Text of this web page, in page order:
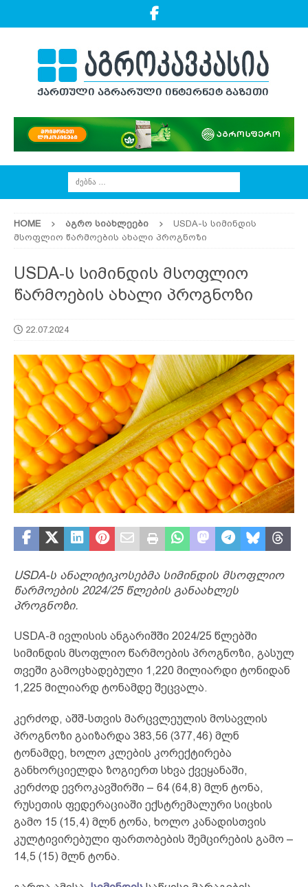
HOME ᲐᲒᲠᲝ ᲡᲘᲐᲮᲚᲔᲔᲑᲘ
USDA-ს სიმინდის
მსოფლიო წარმოების ახალი პროგნოზი
USDA-ს სიმინდის მსოფლიო
წარმოების ახალი პროგნოზი
22.07.2024
USDA-ს ანალიტიკოსებმა სიმინდის მსოფლიო
წარმოების 2024/25 წლების განაახლეს
პროგნოზი.
USDA-მ ივლისის ანგარიშში 2024/25 წლებში
სიმინდის მსოფლიო წარმოების პროგნოზი, გასულ
თვეში გამოცხადებული 1,220 მილიარდი ტონიდან
1,225 მილიარდ ტონამდე შეცვალა.
კერძოდ, აშშ-სთვის მარცვლეულის მოსავლის
პროგნოზი გაიზარდა 383,56 (377,46) მლნ
ტონამდე, ხოლო კლების კორექტირება
განხორციელდა ზოგიერთ სხვა ქვეყანაში,
კერძოდ ევროკავშირში – 64 (64,8) მლნ ტონა,
რუსეთის ფედერაციაში ექსტრემალური სიცხის
გამო 15 (15,4) მლნ ტონა, ხოლო კანადისთვის
კულტივირებული ფართობების შემცირების გამო –
14,5 (15) მლნ ტონა.